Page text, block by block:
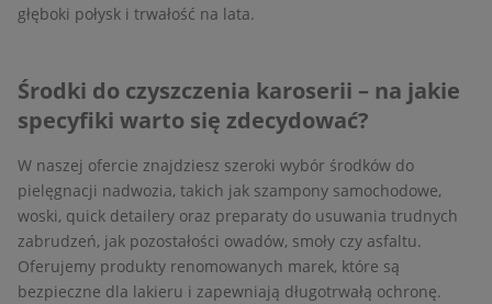
głęboki połysk i trwałość na lata.
Środki do czyszczenia karoserii – na jakie
specyfiki warto się zdecydować?
W naszej ofercie znajdziesz szeroki wybór środków do
pielęgnacji nadwozia, takich jak szampony samochodowe,
woski, quick detailery oraz preparaty do usuwania trudnych
zabrudzeń, jak pozostałości owadów, smoły czy asfaltu.
Oferujemy produkty renomowanych marek, które są
bezpieczne dla lakieru i zapewniają długotrwałą ochronę.